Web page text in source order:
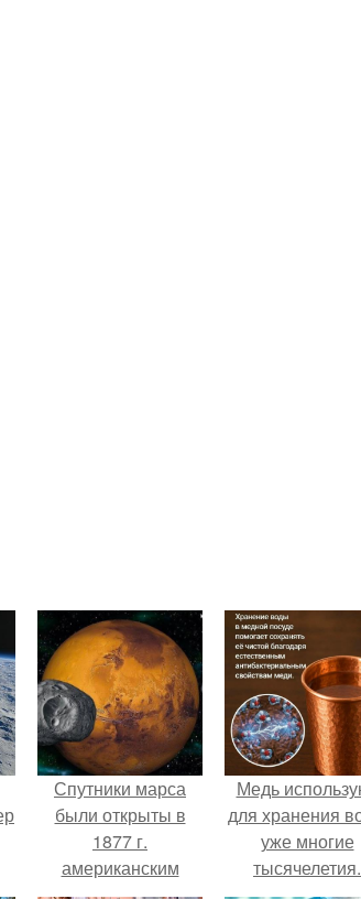
Спутники марса
были открыты в
1877 г.
американским
Медь
для хранения
уже многие
тысячелетия.